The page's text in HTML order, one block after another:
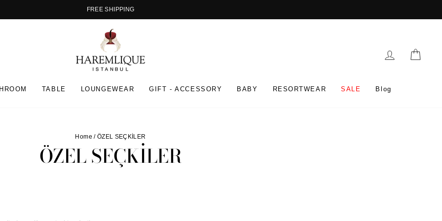
Pause
slideshow
FREE SHIPPING
Log in
TABLE LOUNGEWEAR GIFT - ACCESSORY BABY RESORTWEAR SALE Blog
Home / ÖZEL SEÇKİLER
ÖZEL SEÇKİLER